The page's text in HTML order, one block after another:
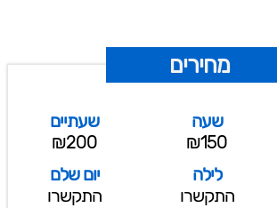
מחירים
שעה
₪150
שעתיים
₪200
לילה
התקשרו
יום שלם
התקשרו